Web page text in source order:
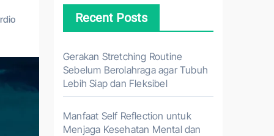
Recent Posts
Gerakan Stretching Routine
Sebelum Berolahraga agar Tubuh
Lebih Siap dan Fleksibel
Manfaat Self Reflection untuk
Menjaga Kesehatan Mental dan